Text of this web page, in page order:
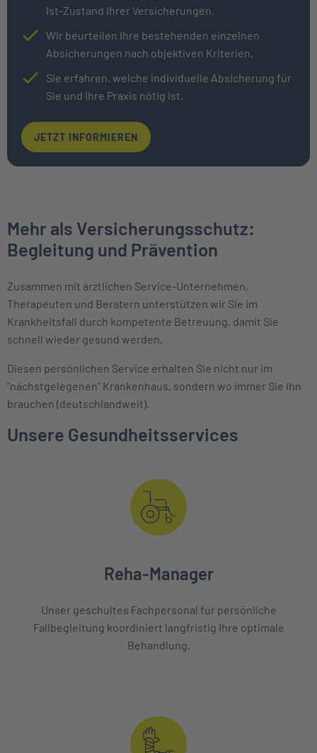
Ist-Zustand Ihrer Versicherungen.
Wir beurteilen Ihre bestehenden einzelnen
Absicherungen nach objektiven Kriterien.
Sie erfahren, welche individuelle Absicherung für
Sie und Ihre Praxis nötig ist.
JETZT INFORMIEREN
Mehr als Versicherungsschutz:
Begleitung und Prävention
Zusammen mit ärztlichen Service-Unternehmen,
Therapeuten und Beratern unterstützen wir Sie im
Krankheitsfall durch kompetente Betreuung, damit Sie
schnell wieder gesund werden.
Diesen persönlichen Service erhalten Sie nicht nur im
"nächstgelegenen" Krankenhaus, sondern wo immer Sie ihn
brauchen (deutschlandweit).
Unsere Gesundheitsservices
Reha-Manager
Unser geschultes Fachpersonal für persönliche
Fallbegleitung koordiniert langfristig Ihre optimale
Behandlung.